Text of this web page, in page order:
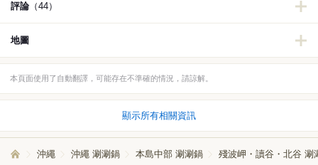
評論 （44）
地圖
本頁面使用了自動翻譯，可能存在不準確的情況，請諒解。
顯示所有相關資訊
沖繩 沖繩 涮涮鍋 本島中部 涮涮鍋 殘波岬・讀谷・北谷 涮